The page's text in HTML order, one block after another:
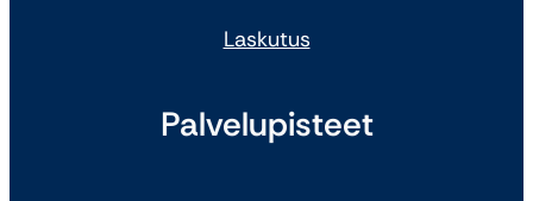
Laskutus
Palvelupisteet